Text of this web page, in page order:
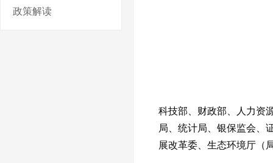
政策解读
科技部、财政部、人力资
局、统计局、银保监会、
展改革委、生态环境厅（